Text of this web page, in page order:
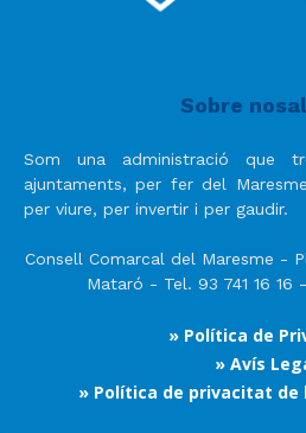
Sobre
Som una administració que
ajuntaments, per fer del
per viure, per invertir i per gaudir.
Consell Comarcal del Maresme -
Mataró - Tel. 93 741 16 16
» Política de
» Avís
» Política de privacitat de